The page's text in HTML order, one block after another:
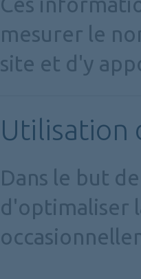
mesurer le
site et d'y
Utilisation
Dans le but
d'optimaliser